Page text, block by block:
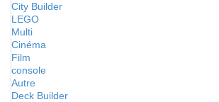
City Builder
LEGO
Multi
Cinéma
Film
console
Autre
Deck Builder